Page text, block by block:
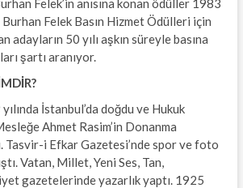
Felek’in anısına konan ödüller 1983
Felek Basın Hizmet Ödülleri için
adayların 50 yılı aşkın süreyle basına
şartı aranıyor.
İstanbul’da doğdu ve Hukuk
Ahmet Rasim’in Donanma
Tasvir-i Efkar Gazetesi’nde spor ve foto
Vatan, Millet, Yeni Ses, Tan,
gazetelerinde yazarlık yaptı. 1925